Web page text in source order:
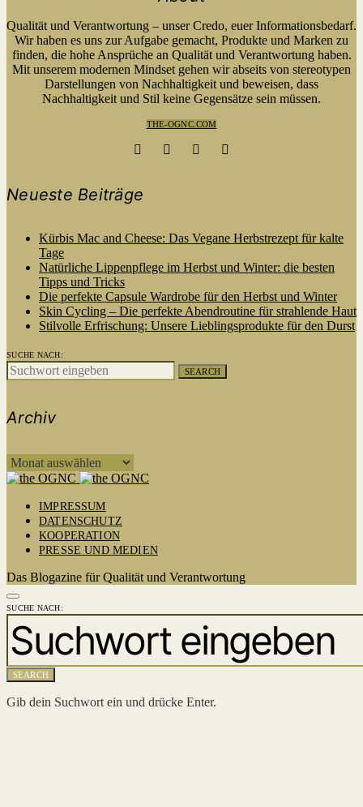
Qualität und Verantwortung – unser Credo, euer Informationsbedarf.
Wir haben es uns zur Aufgabe gemacht, Produkte und Marken zu
finden, die hohe Ansprüche an Qualität und Verantwortung haben.
Mit unserem modernen Mindset gehen wir abseits von stereotypen
Darstellungen von Nachhaltigkeit und beweisen, dass
Nachhaltigkeit und Stil keine Gegensätze sein müssen.
THE-OGNC.COM
Neueste Beiträge
Kürbis Mac and Cheese: Das Vegane Herbstrezept für kalte
Tage
Natürliche Lippenpflege im Herbst und Winter: die besten
Tipps und Tricks
Die perfekte Capsule Wardrobe für den Herbst und Winter
Skin Cycling – Die perfekte Abendroutine für strahlende Haut
Stilvolle Erfrischung: Unsere Lieblingsprodukte für den Durst
SUCHE NACH:
SEARCH
Archiv
ARCHIV
IMPRESSUM
DATENSCHUTZ
KOOPERATION
PRESSE UND MEDIEN
Das Blogazine für Qualität und Verantwortung
SUCHE NACH:
SEARCH
Gib dein Suchwort ein und drücke Enter.